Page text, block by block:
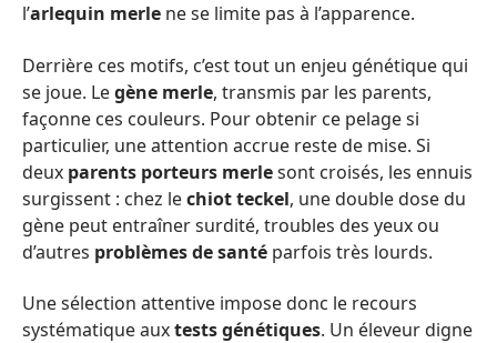
l’arlequin merle ne se limite pas à l’apparence.
Derrière ces motifs, c’est tout un enjeu génétique qui
se joue. Legène merle, transmis par les parents,
façonne ces couleurs. Pour obtenir ce pelage si
particulier, une attention accrue reste de mise. Si
deux parents porteurs merlesont croisés, les ennuis
surgissent : chez lechiot teckel, une double dose du
gène peut entraîner surdité, troubles des yeux ou
d’autres problèmes de santé parfois très lourds.
Une sélection attentive impose donc le recours
systématique auxtests génétiques. Un éleveur digne